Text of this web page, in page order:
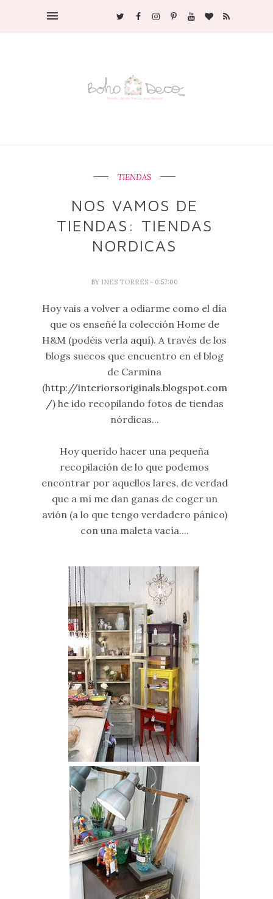
TIENDAS
NOS VAMOS DE
TIENDAS: TIENDAS
NORDICAS
BY INES TORRES - 0:57:00
Hoy vais a volver a odiarme como el día
que os enseñé la colección Home de
H&M (podéis verla aquí). A través de los
blogs suecos que encuentro en el blog
de Carmina
(http://interiorsoriginals.blogspot.com
/) he ido recopilando fotos de tiendas
nórdicas...
Hoy querido hacer una pequeña
recopilación de lo que podemos
encontrar por aquellos lares, de verdad
que a mí me dan ganas de coger un
avión (a lo que tengo verdadero pánico)
con una maleta vacía....